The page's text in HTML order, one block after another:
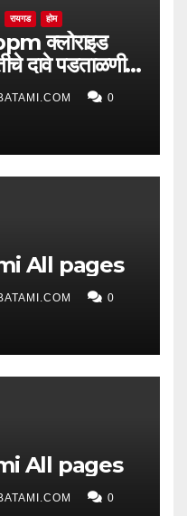
रायगड होम
क्लोराइड
दावे पडताळणीत
0
All pages
0
All pages
0